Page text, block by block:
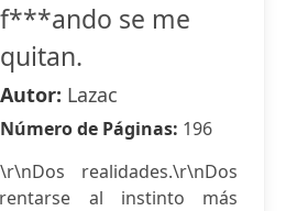
f***ando se me
quitan.
Autor: Lazac
Número de Páginas: 196
realidades.\r\nDos
al instinto más